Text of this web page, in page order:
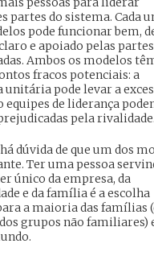
partes do sistema. Cada
pode funcionar bem,
e apoiado pelas partes
Ambos os modelos
fracos potenciais: a
unitária pode levar a
equipes de liderança
pela rivalidade.
dúvida de que um dos
Ter uma pessoa
único da empresa, da
e da família é a escolha
a maioria das famílias
grupos não familiares)